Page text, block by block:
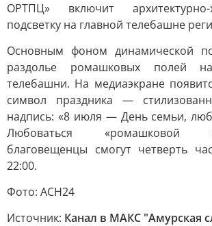
ОРТПЦ» включит архитектурно-
подсветку на главной телебашне
Основным фоном динамической
раздолье ромашковых полей
телебашни. На медиаэкране
символ праздника —
надпись: «8 июля — День семьи,
Любоваться «ромашковой
благовещенцы смогут четверть
22:00.
Фото: АСН24
Источник: Канал в МАКС "Амурская